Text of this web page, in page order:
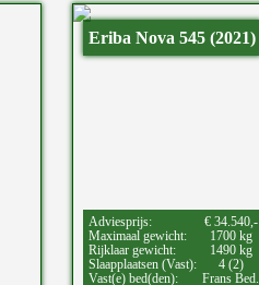
Eriba Nova 545 (2021)
Adviesprijs:
€ 34.540,-
Maximaal gewicht:
1700 kg
Rijklaar gewicht:
1490 kg
Slaapplaatsen (Vast):
4 (2)
Vast(e) bed(den):
Frans Bed.